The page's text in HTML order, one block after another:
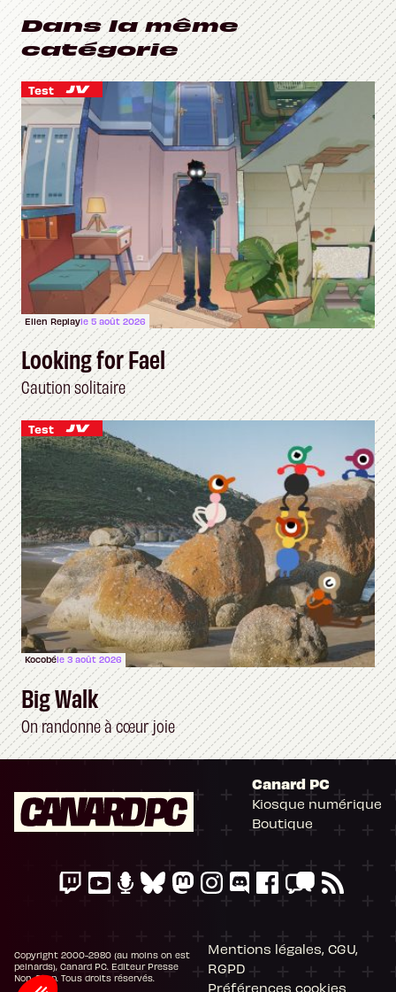
Dans la même
catégorie
Test
Ellen Replayle 5 août 2026
Looking for Fael
Caution solitaire
Test
Kocobéle 3 août 2026
Big Walk
On randonne à cœur joie
Canard PC
Kiosque numérique
Boutique
Copyright 2000-2980 (au moins on est
peinards), Canard PC. Editeur Presse
Non-Stop. Tous droits réservés.
Mentions légales, CGU,
RGPD
Préférences cookies